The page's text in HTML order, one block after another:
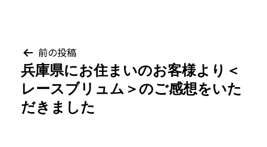
投
稿
ナ
前の投稿
兵庫県にお住まいのお客様より＜
レースブリュム＞のご感想をいた
だきました